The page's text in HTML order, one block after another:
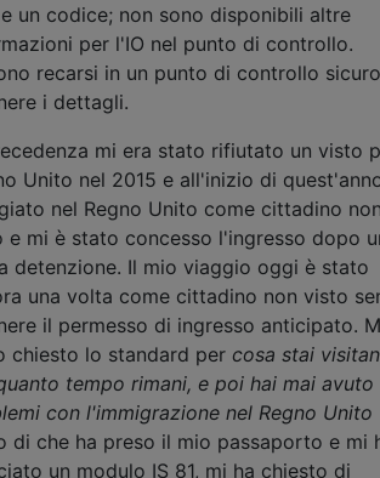
un codice; non sono disponibili altre
per l'IO nel punto di controllo.
recarsi in un punto di controllo
i dettagli.
mi era stato rifiutato un visto
Unito nel 2015 e all'inizio di
nel Regno Unito come cittadino
e mi è stato concesso l'ingresso dopo
detenzione. Il mio viaggio oggi è stato
una volta come cittadino non visto
il permesso di ingresso anticipato.
chiesto lo standard per cosa stai
tempo rimani, e poi hai mai avuto
con l'immigrazione nel Regno Unito
di che ha preso il mio passaporto e mi
un modulo IS 81, mi ha chiesto di